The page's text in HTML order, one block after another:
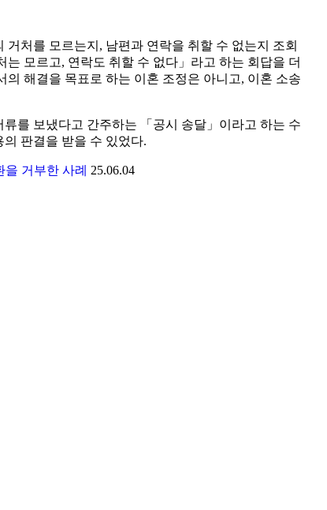
처를 모르는지, 남편과 연락을 취할 수 없는지 조회
모르고, 연락도 취할 수 없다」라고 하는 회답을 더
해결을 목표로 하는 이혼 조정은 아니고, 이혼 소송
를 보냈다고 간주하는 「공시 송달」이라고 하는 수
판결을 받을 수 있었다.
거부한 사례 25.06.04